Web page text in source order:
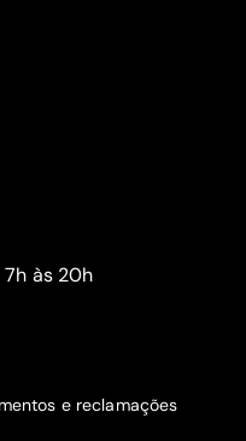
às 20h
e reclamações